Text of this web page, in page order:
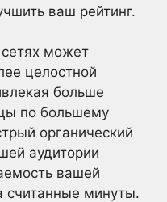
ваш рейтинг.
может
целостной
больше
по большему
органический
аудитории
вашей
считанные минуты.